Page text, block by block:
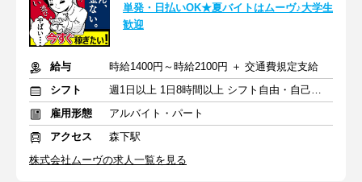
単発・日払いOK★夏バイトはムーヴ♪大学生
歓迎
給与
時給1400円～時給2100円 ＋ 交通費規定支給
シフト
週1日以上 1日8時間以上 シフト自由・自己申告
雇用形態
アルバイト・パート
アクセス
森下駅
株式会社ムーヴの求人一覧を見る